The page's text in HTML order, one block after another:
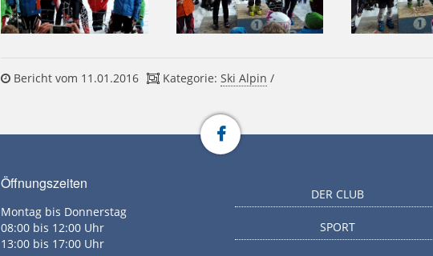
Bericht vom 11.01.2016 Kategorie:Ski Alpin /
Öffnungszeiten
Montag bis Donnerstag
08:00 bis 12:00 Uhr
13:00 bis 17:00 Uhr
DER CLUB
SPORT